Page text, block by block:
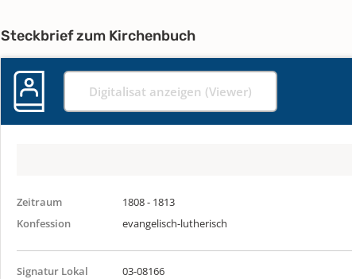
Steckbrief zum Kirchenbuch
Digitalisat anzeigen (Viewer)
Zeitraum
1808 - 1813
Konfession
evangelisch-lutherisch
Signatur Lokal 03-08166